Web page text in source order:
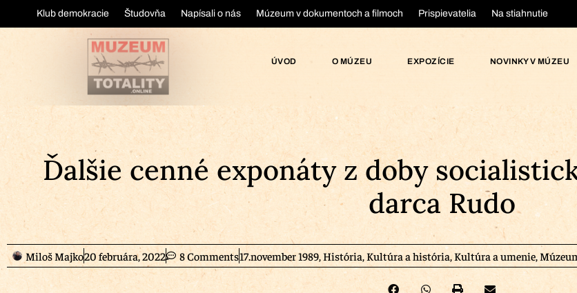
Klub demokracie Študovňa Napísali o nás Múzeum v dokumentoch a filmoch Prispievatelia Na stiahnutie
ÚVOD O MÚZEU EXPOZÍCIE NOVINKY V MÚZEU
Ďalšie cenné exponáty z doby
darca Rudo
Miloš Majko20 februára, 2022 8 Comments17.november 1989, História Kultúra a história Kultúra a umenie,